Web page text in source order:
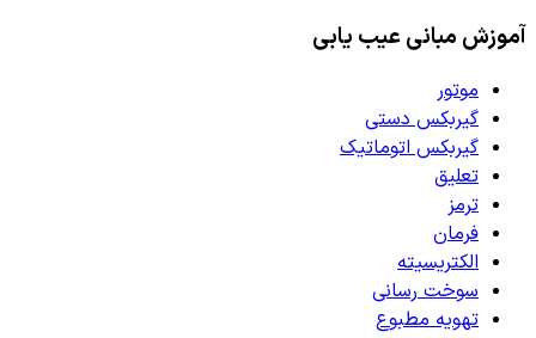
آموزش مبانی عیب یابی
موتور
گیربکس دستی
گیربکس اتوماتیک
تعلیق
ترمز
فرمان
الکتریسیته
سوخت رسانی
تهویه مطبوع